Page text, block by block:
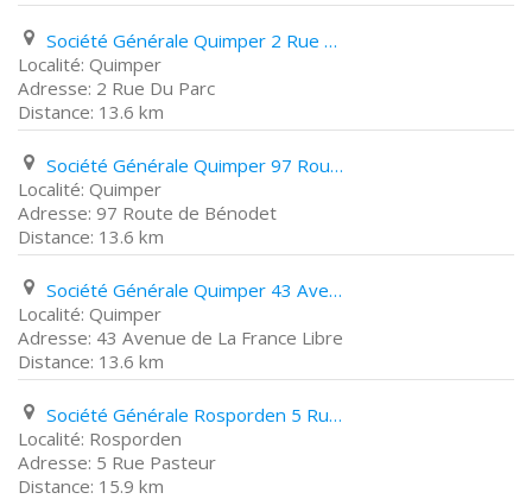
Société Générale Quimper 2 Rue Du Parc
Quimper
2 Rue Du Parc
13.6 km
Société Générale Quimper 97 Route de Bénodet
Quimper
97 Route de Bénodet
13.6 km
Société Générale Quimper 43 Avenue de La France Libre
Quimper
43 Avenue de La France Libre
13.6 km
Société Générale Rosporden 5 Rue Pasteur
Rosporden
5 Rue Pasteur
15.9 km